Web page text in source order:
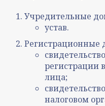
Учредительные
устав.
Регистрационные
регистрации
лица;
налоговом